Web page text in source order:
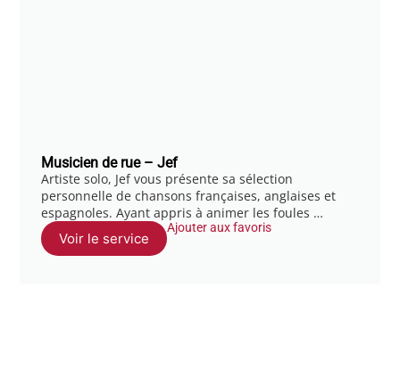
Musicien de rue – Jef
Artiste solo, Jef vous présente sa sélection
personnelle de chansons françaises, anglaises et
espagnoles. Ayant appris à animer les foules …
Voir le service
Ajouter aux favoris